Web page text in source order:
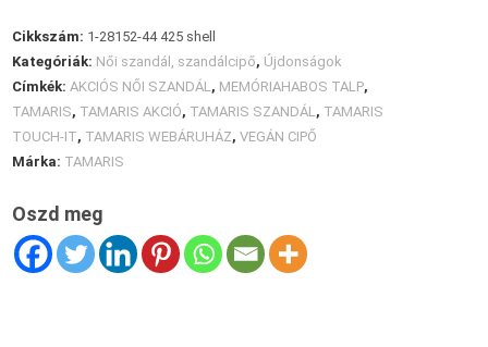
Cikkszám: 1-28152-44 425 shell
Kategóriák: Női szandál, szandálcipő, Újdonságok
Címkék:AKCIÓS NŐI SZANDÁL, MEMÓRIAHABOS TALP,
TAMARIS, TAMARIS AKCIÓ, TAMARIS SZANDÁL, TAMARIS
TOUCH-IT, TAMARIS WEBÁRUHÁZ,VEGÁN CIPŐ
Márka: TAMARIS
Oszd meg